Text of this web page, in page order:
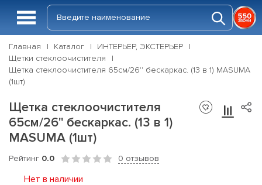
Главная Каталог
ИНТЕРЬЕР, ЭКСТЕРЬЕР
Щетки стеклоочистителя
Щетка стеклоочистителя 65см/26'' бескаркас. (13 в 1) MASUMA
(1шт)
Щетка стеклоочистителя
65см/26'' бескаркас. (13 в 1)
MASUMA (1шт)
Рейтинг 0.0 0 отзывов
Нет в наличии